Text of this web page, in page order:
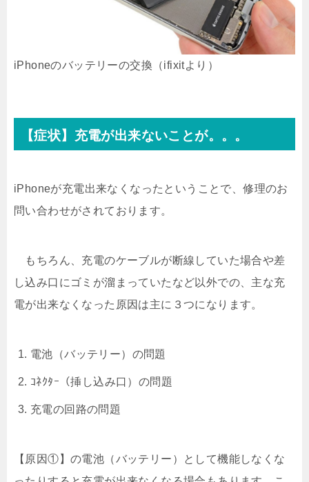
iPhoneのバッテリーの交換（ifixitより）
【症状】充電が出来ないことが。。。
iPhoneが充電出来なくなったということで、修理のお
問い合わせがされております。
もちろん、充電のケーブルが断線していた場合や差
し込み口にゴミが溜まっていたなど以外での、主な充
電が出来なくなった原因は主に３つになります。
電池（バッテリー）の問題
ｺﾈｸﾀｰ（挿し込み口）の問題
充電の回路の問題
【原因①】の電池（バッテリー）として機能しなくな